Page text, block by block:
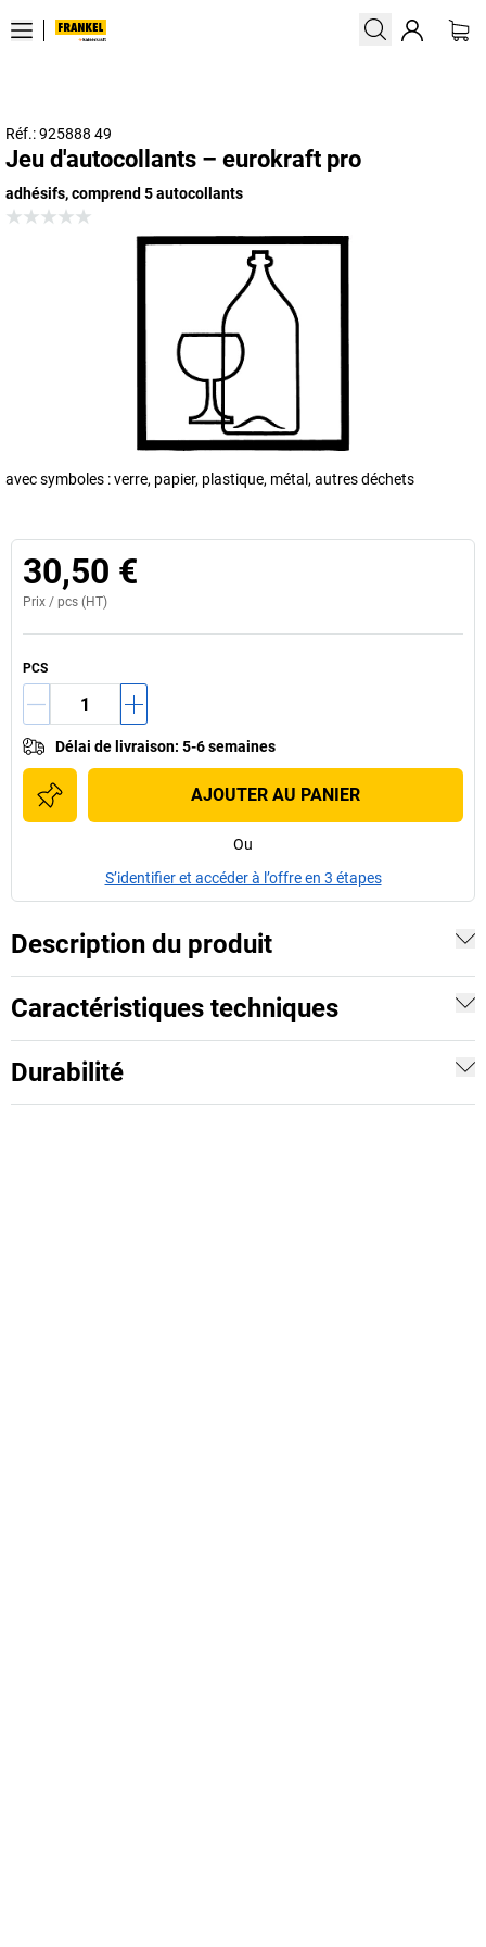
Réf.: 925888 49
Jeu d'autocollants – eurokraft pro
adhésifs, comprend 5 autocollants
avec symboles : verre, papier, plastique, métal, autres déchets
30,50 €
Prix / pcs (HT)
PCS
Délai de livraison: 5-6 semaines
AJOUTER AU PANIER
Ou
S’identifier et accéder à l’offre en 3 étapes
Description du produit
Caractéristiques techniques
Durabilité